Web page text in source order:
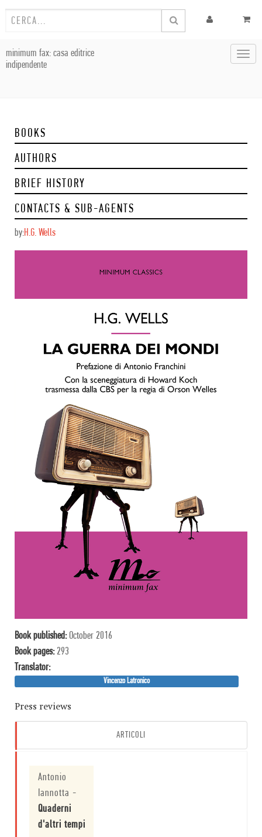
minimum fax: casa editrice
indipendente
BOOKS
AUTHORS
BRIEF HISTORY
CONTACTS & SUB-AGENTS
by:H.G. Wells
Book published:October 2016
Book pages: 293
Translator:
Vincenzo Latronico
Press reviews
ARTICOLI
Antonio
Iannotta -
Quaderni
d'altri tempi